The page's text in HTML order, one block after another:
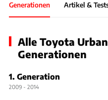
Generationen Artikel &
Alle Toyota
Generationen
1. Generation
2009 - 2014